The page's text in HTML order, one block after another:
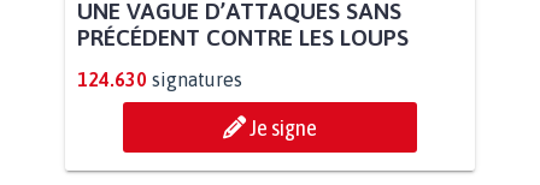
UNE VAGUE D’ATTAQUES SANS
PRÉCÉDENT CONTRE LES LOUPS
124.630 signatures
Je signe